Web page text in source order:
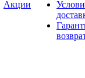
Акции